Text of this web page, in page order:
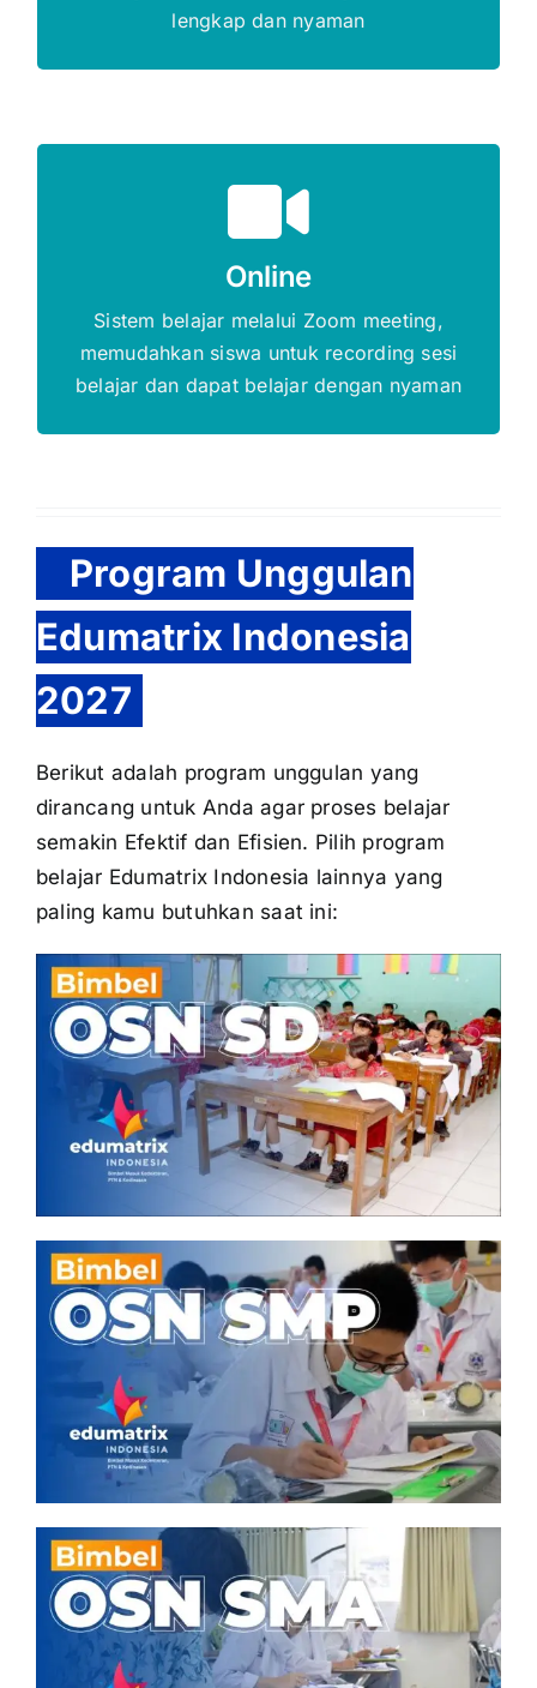
lengkap dan nyaman
Online
Sistem belajar melalui Zoom meeting,
memudahkan siswa untuk recording sesi
belajar dan dapat belajar dengan nyaman
DAFTAR SEKARANG
Program Unggulan
Edumatrix Indonesia
2027
Berikut adalah program unggulan yang
dirancang untuk Anda agar proses belajar
semakin Efektif dan Efisien. Pilih program
belajar Edumatrix Indonesia lainnya yang
paling kamu butuhkan saat ini: